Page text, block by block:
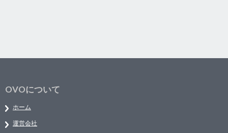
OVOについて
ホーム
運営会社